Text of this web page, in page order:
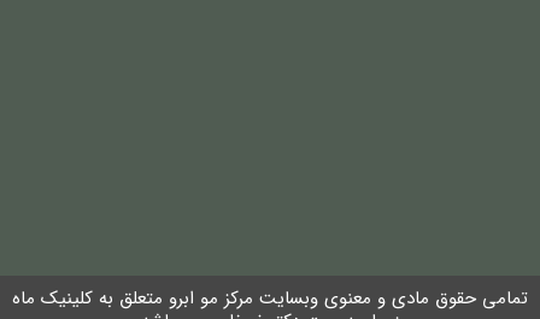
تمامی حقوق مادی و معنوی وبسایت مرکز مو ابرو متعلق به کلینیک ماه